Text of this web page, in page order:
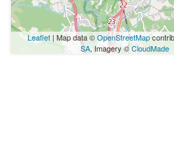
Leaflet | Map data ©OpenStreetMap
SA, Imagery ©CloudMade